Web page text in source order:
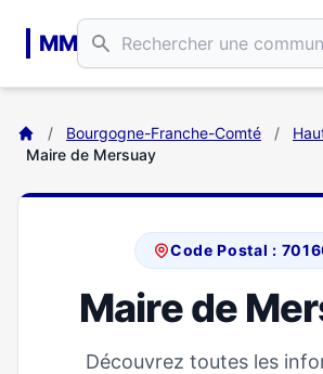
MM
/ Bourgogne-Franche-Comté /
Maire de Mersuay
Code Postal :
Maire de
Découvrez toutes les